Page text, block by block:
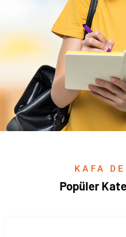
KAFA
Popüler